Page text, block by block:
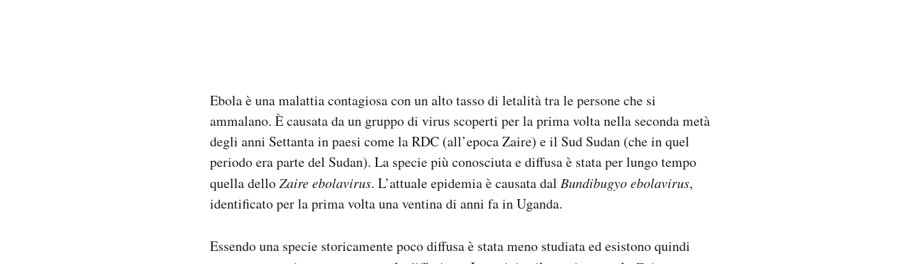
Ebola è una malattia contagiosa con un alto tasso di letalità tra le persone che si
ammalano. È causata da un gruppo di virus scoperti per la prima volta nella seconda metà
degli anni Settanta in paesi come la RDC (all’epoca Zaire) e il Sud Sudan (che in quel
periodo era parte del Sudan). La specie più conosciuta e diffusa è stata per lungo tempo
quella delloZaire ebolavirus. L’attuale epidemia è causata dal Bundibugyo ebolavirus,
identificato per la prima volta una ventina di anni fa in Uganda.
Essendo una specie storicamente poco diffusa è stata meno studiata ed esistono quindi